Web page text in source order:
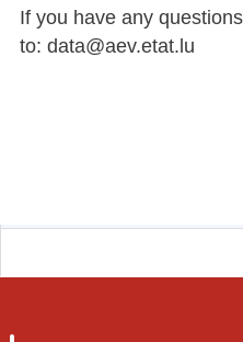
If you have any
to: data@aev.etat.lu